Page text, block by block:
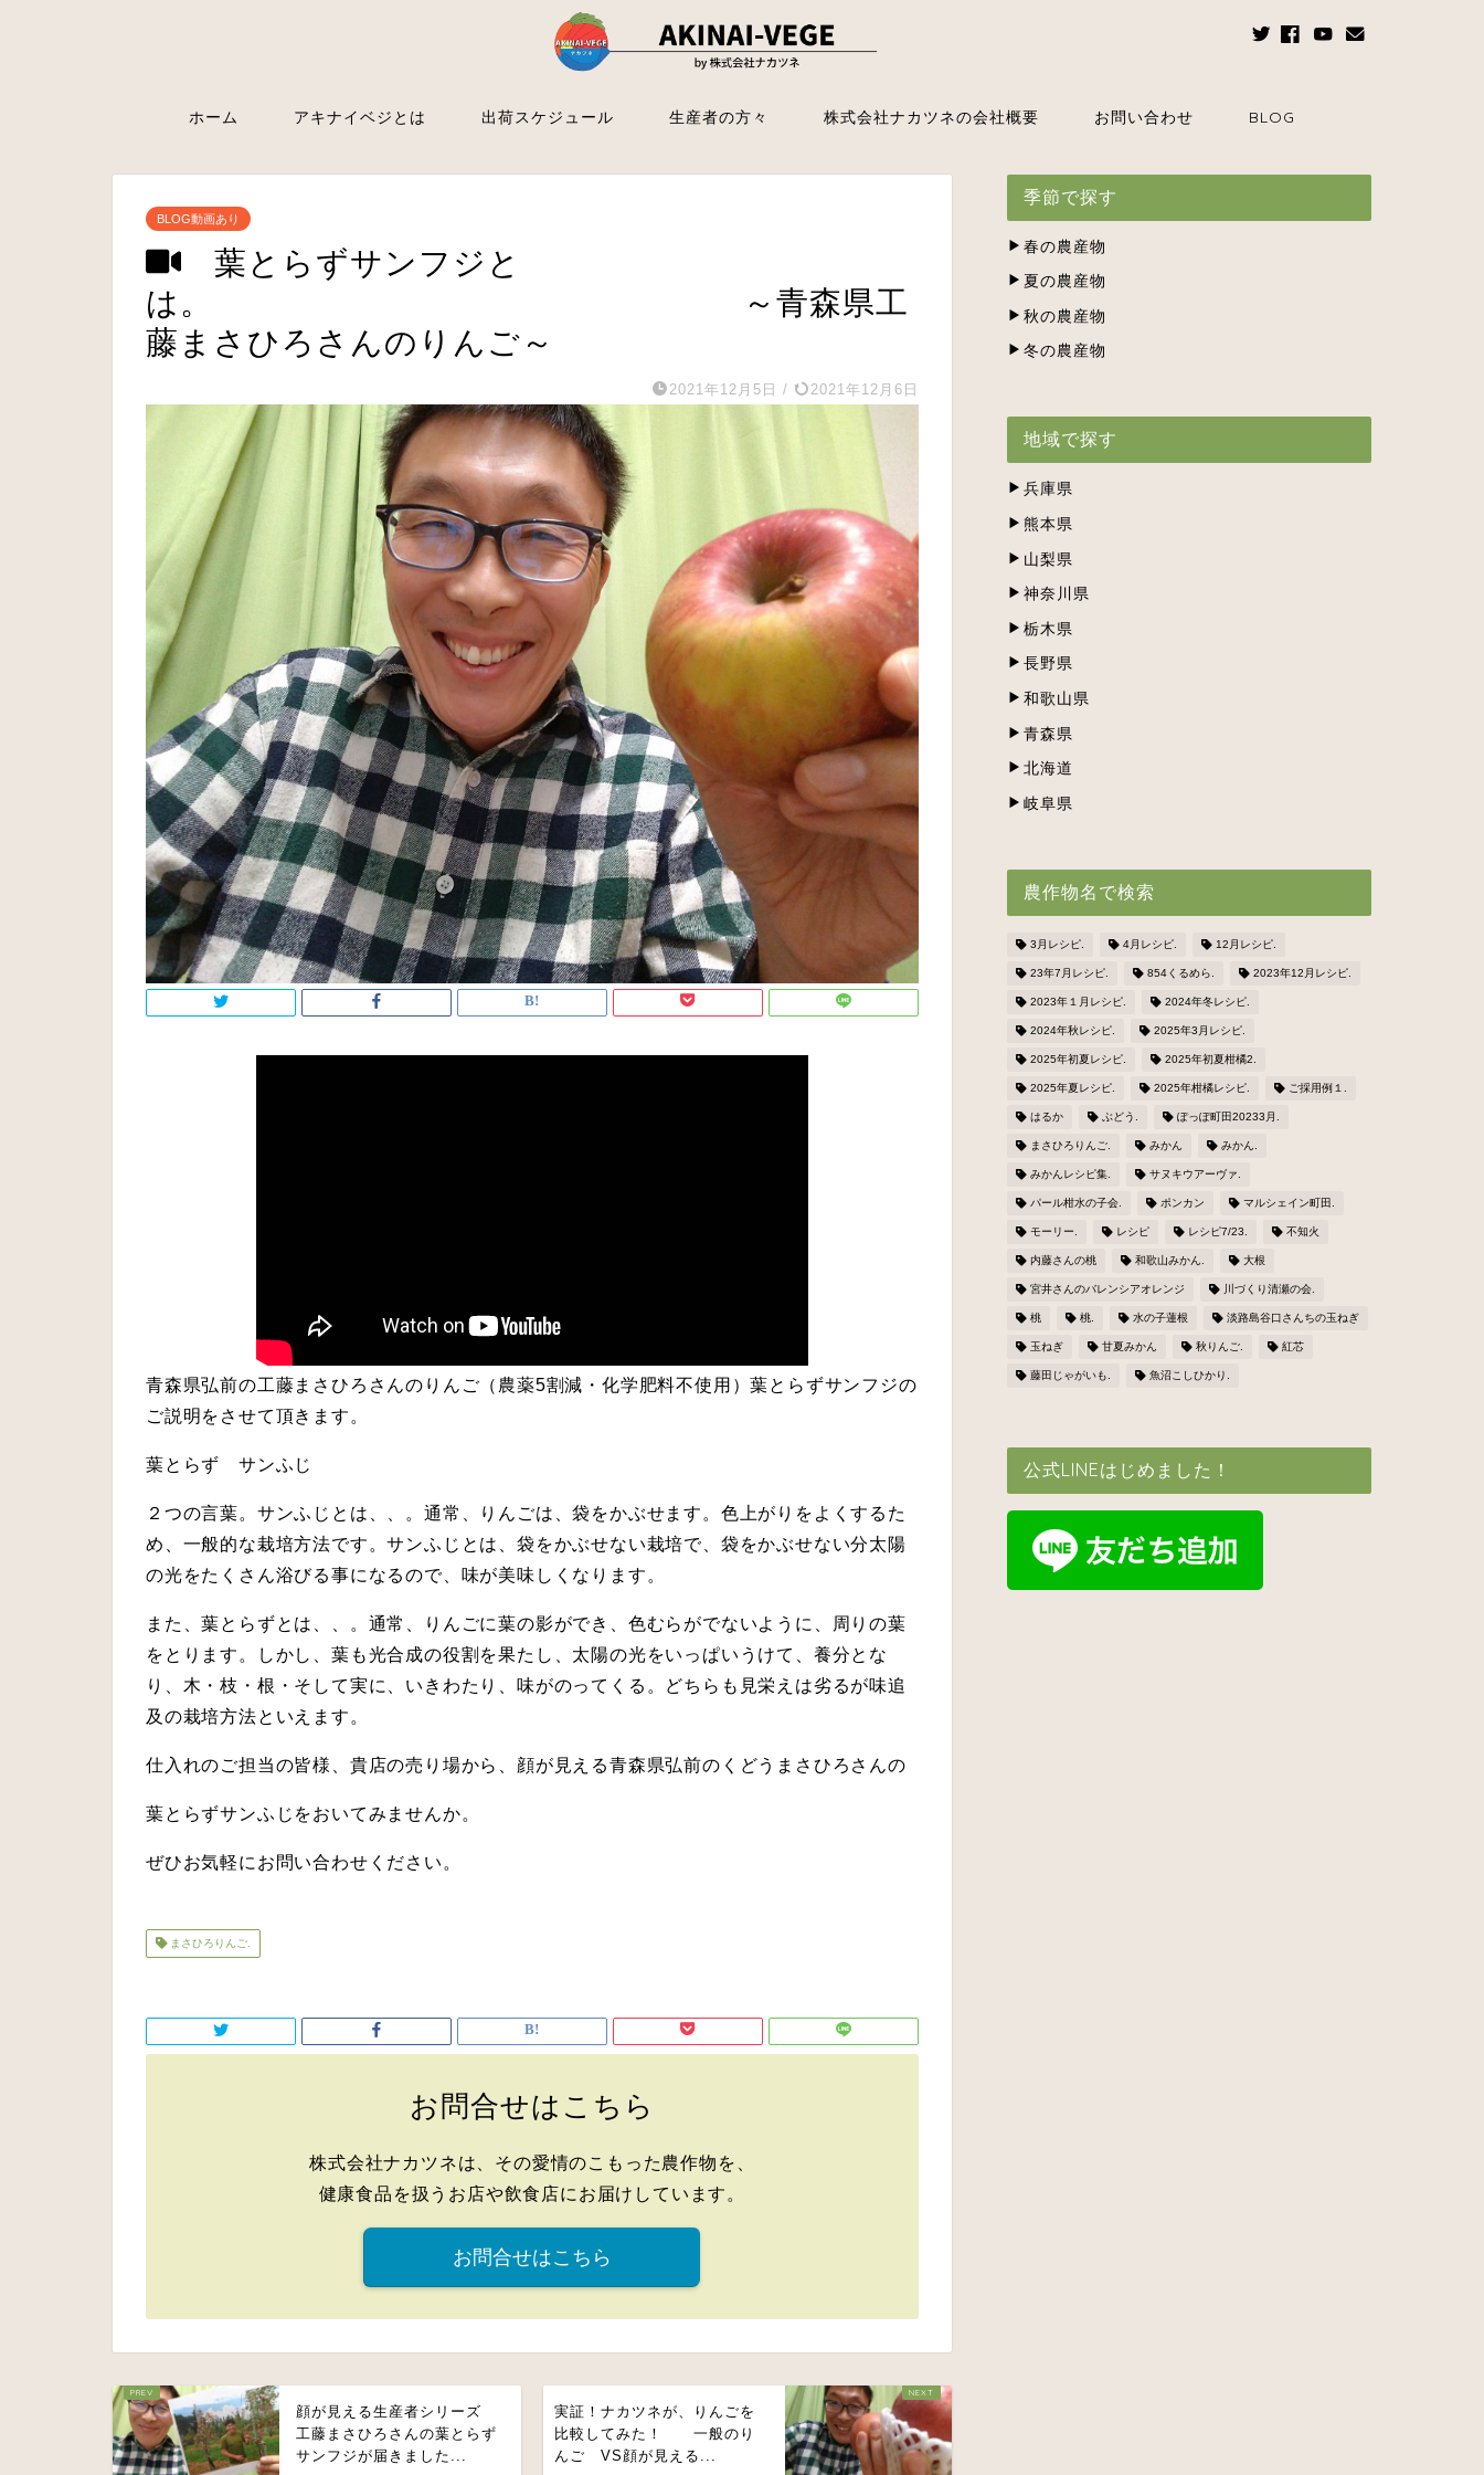
ホーム アキナイベジとは 出荷スケジュール 生産者の方々 株式会社ナカツネの会社概要 お問い合わせ BLOG
BLOG動画あり
葉とらずサンフジと
は。 ～青森県工
藤まさひろさんのりんご～
2021年12月5日 / 2021年12月6日
青森県弘前の工藤まさひろさんのりんご（農薬5割減・化学肥料不使用）葉とらずサンフジの
ご説明をさせて頂きます。
葉とらず サンふじ
２つの言葉。サンふじとは、、。通常、りんごは、袋をかぶせます。色上がりをよくするた
め、一般的な栽培方法です。サンふじとは、袋をかぶせない栽培で、袋をかぶせない分太陽
の光をたくさん浴びる事になるので、味が美味しくなります。
また、葉とらずとは、、。通常、りんごに葉の影ができ、色むらがでないように、周りの葉
をとります。しかし、葉も光合成の役割を果たし、太陽の光をいっぱいうけて、養分とな
り、木・枝・根・そして実に、いきわたり、味がのってくる。どちらも見栄えは劣るが味追
及の栽培方法といえます。
仕入れのご担当の皆様、貴店の売り場から、顔が見える青森県弘前のくどうまさひろさんの
葉とらずサンふじをおいてみませんか。
ぜひお気軽にお問い合わせください。
まさひろりんご.
お問合せはこちら
株式会社ナカツネは、その愛情のこもった農作物を、
健康食品を扱うお店や飲食店にお届けしています。
お問合せはこちら
顔が見える生産者シリーズ
工藤まさひろさんの葉とらず
サンフジが届きました...
実証！ナカツネが、りんごを
比較してみた！ 一般のり
んご VS顔が見える...
季節で探す
春の農産物
夏の農産物
秋の農産物
冬の農産物
地域で探す
兵庫県
熊本県
山梨県
神奈川県
栃木県
長野県
和歌山県
青森県
北海道
岐阜県
農作物名で検索
3月レシピ. 4月レシピ. 12月レシピ.
23年7月レシピ. 854くるめら. 2023年12月レシピ.
2023年１月レシピ. 2024年冬レシピ.
2024年秋レシピ. 2025年3月レシピ.
2025年初夏レシピ. 2025年初夏柑橘2.
2025年夏レシピ. 2025年柑橘レシピ. ご採用例１.
はるか ぶどう. ぽっぽ町田20233月.
まさひろりんご. みかん みかん.
みかんレシピ集. サヌキウアーヴァ.
パール柑水の子会. ポンカン マルシェイン町田.
モーリー. レシピ レシピ7/23. 不知火
内藤さんの桃 和歌山みかん. 大根
宮井さんのバレンシアオレンジ 川づくり清瀬の会.
桃 桃. 水の子蓮根 淡路島谷口さんちの玉ねぎ
玉ねぎ 甘夏みかん 秋りんご. 紅芯
藤田じゃがいも. 魚沼こしひかり.
公式LINEはじめました！